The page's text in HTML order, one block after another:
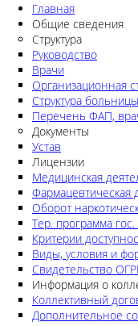
Главная
Общие сведения
Структура
Руководство
Врачи
Организационная
Структура больницы
Перечень ФАП,
Документы
Устав
Лицензии
Медицинская
Фармацевтическая
Оборот
Тер. программа
Критерии
Виды, условия и
Свидетельство
Информация о
Коллективный
Дополнительное